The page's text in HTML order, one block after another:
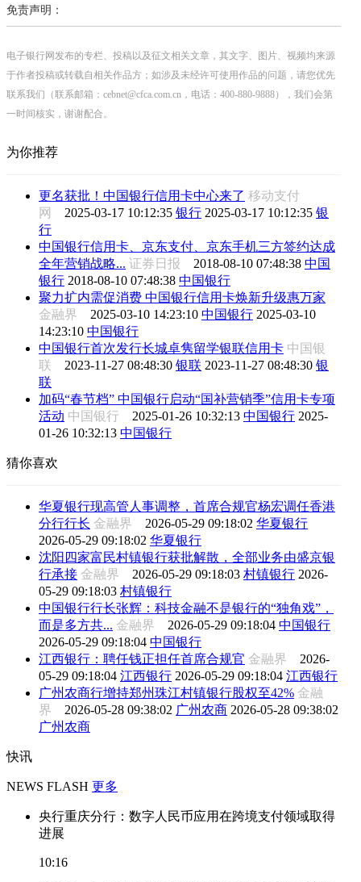
免责声明：
电子银行网发布的专栏、投稿以及征文相关文章，其文字、图片、视频均来源
于作者投稿或转载自相关作品方；如涉及未经许可使用作品的问题，请您优先
联系我们（联系邮箱：cebnet@cfca.com.cn，电话：400-880-9888），我们会第
一时间核实，谢谢配合。
为你推荐
更名获批！中国银行信用卡中心来了 移动支付
网 2025-03-17 10:12:35 银行 2025-03-17 10:12:35 银
行
中国银行信用卡、京东支付、京东手机三方签约达成
全年营销战略... 证券日报 2018-08-10 07:48:38 中国
银行 2018-08-10 07:48:38 中国银行
聚力扩内需促消费 中国银行信用卡焕新升级惠万家
金融界 2025-03-10 14:23:10 中国银行 2025-03-10
14:23:10 中国银行
中国银行首次发行长城卓隽留学银联信用卡 中国银
联 2023-11-27 08:48:30 银联 2023-11-27 08:48:30 银
联
加码“春节档” 中国银行启动“国补营销季”信用卡专项
活动 中国银行 2025-01-26 10:32:13 中国银行 2025-
01-26 10:32:13 中国银行
猜你喜欢
华夏银行现高管人事调整，首席合规官杨宏调任香港
分行行长 金融界 2026-05-29 09:18:02 华夏银行
2026-05-29 09:18:02 华夏银行
沈阳四家富民村镇银行获批解散，全部业务由盛京银
行承接 金融界 2026-05-29 09:18:03 村镇银行 2026-
05-29 09:18:03 村镇银行
中国银行行长张辉：科技金融不是银行的“独角戏”，
而是多方共... 金融界 2026-05-29 09:18:04 中国银行
2026-05-29 09:18:04 中国银行
江西银行：聘任钱正担任首席合规官 金融界 2026-
05-29 09:18:04 江西银行 2026-05-29 09:18:04 江西银行
广州农商行增持郑州珠江村镇银行股权至42% 金融
界 2026-05-28 09:38:02 广州农商 2026-05-28 09:38:02
广州农商
快讯
NEWS FLASH 更多
央行重庆分行：数字人民币应用在跨境支付领域取得
进展
10:16